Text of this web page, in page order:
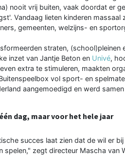
nooit vrij buiten, vaak doordat er
Vandaag lieten kinderen
gemeenten, welzijns- en
straten, (school)pleinen
inzet van Jantje Beton en Univé,
extra te stimuleren, maakten
vol sport- en
aangemoedigd en werd
dag, maar voor het hele jaar
succes laat zien dat de wil er
spelen," zegt directeur Mascha van